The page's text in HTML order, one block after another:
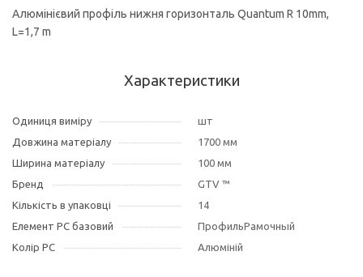
Aлюмінієвий профіль нижня горизонталь Quantum R 10mm,
L=1,7 m
Характеристики
Одиниця виміру
шт
Довжина матеріалу
1700 мм
Ширина матеріалу
100 мм
Бренд
GTV ™
Кількість в упаковці
14
Елемент РС базовий
ПрофильРамочный
Колір РС
Алюміній